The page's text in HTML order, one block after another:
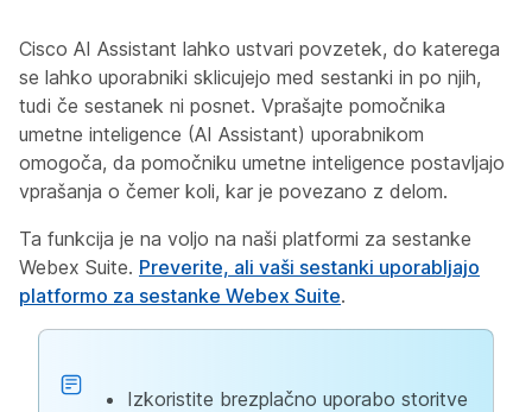
Cisco AI Assistant lahko ustvari povzetek, do katerega
se lahko uporabniki sklicujejo med sestanki in po njih,
tudi če sestanek ni posnet. Vprašajte pomočnika
umetne inteligence (AI Assistant) uporabnikom
omogoča, da pomočniku umetne inteligence postavljajo
vprašanja o čemer koli, kar je povezano z delom.
Ta funkcija je na voljo na naši platformi za sestanke
Webex Suite. Preverite, ali vaši sestanki uporabljajo
platformo za sestanke Webex Suite.
Izkoristite brezplačno uporabo storitve